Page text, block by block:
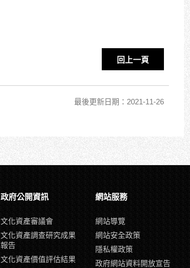
回上一頁
最後更新日期：2021-11-26
政府公開資訊
文化資產審議會
文化資產調查研究成果
報告
文化資產價值評估結果
網站服務
網站導覽
網站安全政策
隱私權政策
政府網站資料開放宣告